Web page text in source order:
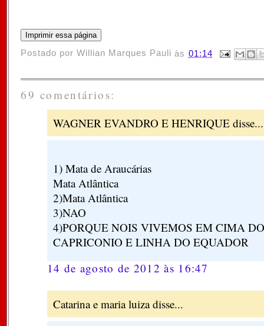
Postado porWillian Marques Pauli às 01:14
69 comentários:
WAGNER EVANDRO E HENRIQUE disse...
1) Mata de Araucárias
Mata Atlântica
2)Mata Atlântica
3)NAO
4)PORQUE NOIS VIVEMOS EM CIMA
CAPRICONIO E LINHA DO EQUADOR
14 de agosto de 2012 às 16:47
Catarina e maria luiza disse...